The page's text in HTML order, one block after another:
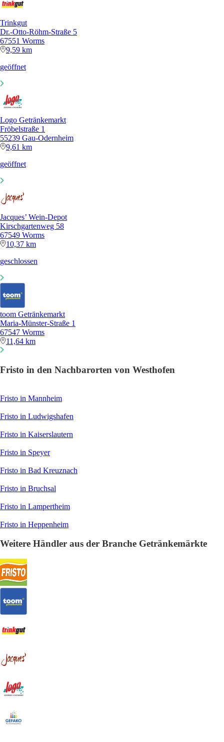
Trinkgut
Dr.-Otto-Röhm-Straße 5
67551 Worms
9,59 km
geöffnet
Logo Getränkemarkt
Fröbelstraße 1
55239 Gau-Odernheim
9,61 km
geöffnet
Jacques’ Wein-Depot
Kirschgartenweg 58
67549 Worms
10,37 km
geschlossen
toom Getränkemarkt
Maria-Münster-Straße 1
67547 Worms
11,64 km
Fristo in den Nachbarorten von Westhofen
Fristo in Mannheim
Fristo in Ludwigshafen
Fristo in Kaiserslautern
Fristo in Speyer
Fristo in Bad Kreuznach
Fristo in Bruchsal
Fristo in Lampertheim
Fristo in Heppenheim
Weitere Händler aus der Branche Getränkemärkte